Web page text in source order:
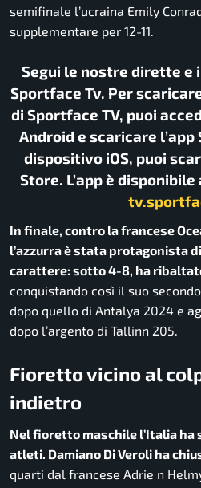
semifinale l’ucraina Emily
supplementare per 12-11.
Segui le nostre dirette e
Sportface Tv. Per
di Sportface TV, puoi
Android e scaricare
dispositivo iOS, puoi
Store. L’app è
In finale, contro la francese
l’azzurra è stata protagonista
carattere: sotto 4-8, ha
conquistando così il suo
dopo quello di Antalya 2024 e
dopo l’argento di Tallinn 205.
Fioretto vicino al
indietro
Nel fioretto maschile l’Italia ha
atleti. Damiano Di Veroli ha
quarti dal francese Adrie n